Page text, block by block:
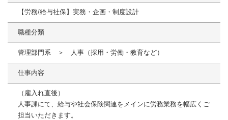
【労務/給与社保】実務・企画・制度設計
職種分類
管理部門系 ＞ 人事（採用・労働・教育など）
仕事内容
（雇入れ直後）
人事課にて、給与や社会保険関連をメインに労務業務を幅広くご
担当いただきます。